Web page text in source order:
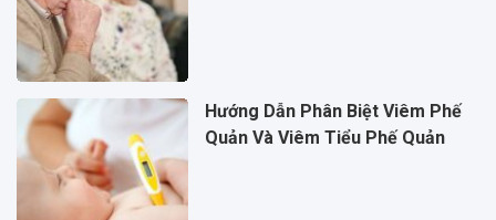
Hướng Dẫn Phân Biệt Viêm Phế
Quản Và Viêm Tiểu Phế Quản